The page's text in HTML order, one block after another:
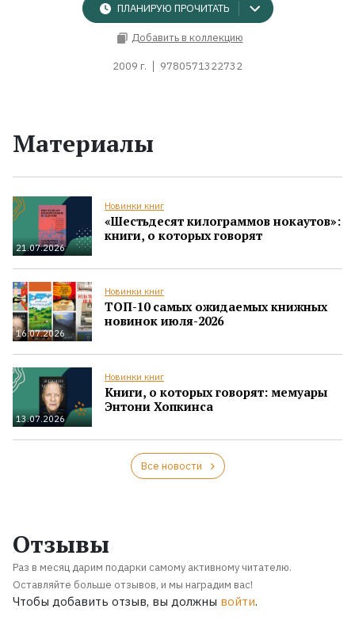
ПЛАНИРУЮ ПРОЧИТАТЬ
Добавить в коллекцию
2009 г. 9780571322732
Материалы
21.07.2026
Новинки книг
«Шестьдесят килограммов нокаутов»:
книги, о которых говорят
16.07.2026
Новинки книг
ТОП-10 самых ожидаемых книжных
новинок июля-2026
13.07.2026
Новинки книг
Книги, о которых говорят: мемуары
Энтони Хопкинса
Все новости
Отзывы
Раз в месяц дарим подарки самому активному читателю.
Оставляйте больше отзывов, и мы наградим вас!
Чтобы добавить отзыв, вы должны войти.